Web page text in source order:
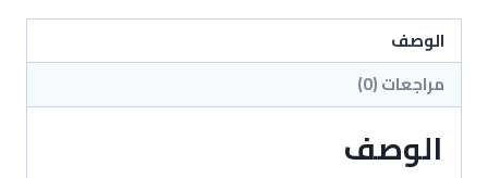
عبر
منفذ
USB
بسعة
1500
الوصف
مراجعات (0)
الوصف